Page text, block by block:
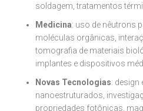
soldagem, tratamentos
Medicina: uso de nêutrons
moléculas orgânicas,
tomografia de materiais
implantes e dispositivos
Novas Tecnologias: design
nanoestruturados,
propriedades fotônicas,